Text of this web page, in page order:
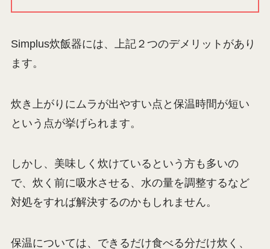
Simplus炊飯器には、上記２つのデメリットがあり
ます。
炊き上がりにムラが出やすい点と保温時間が短い
という点が挙げられます。
しかし、美味しく炊けているという方も多いの
で、炊く前に吸水させる、水の量を調整するなど
対処をすれば解決するのかもしれません。
保温については、できるだけ食べる分だけ炊く、